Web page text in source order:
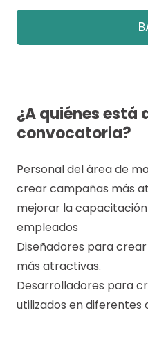
¿A quiénes está
convocatoria?
Personal del área de
crear campañas más
mejorar la
empleados
Diseñadores para
más atractivas.
Desarrolladores para
utilizados en diferentes